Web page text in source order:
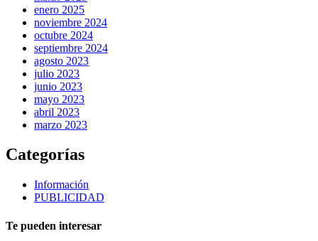
enero 2025
noviembre 2024
octubre 2024
septiembre 2024
agosto 2023
julio 2023
junio 2023
mayo 2023
abril 2023
marzo 2023
Categorías
Información
PUBLICIDAD
Te pueden interesar